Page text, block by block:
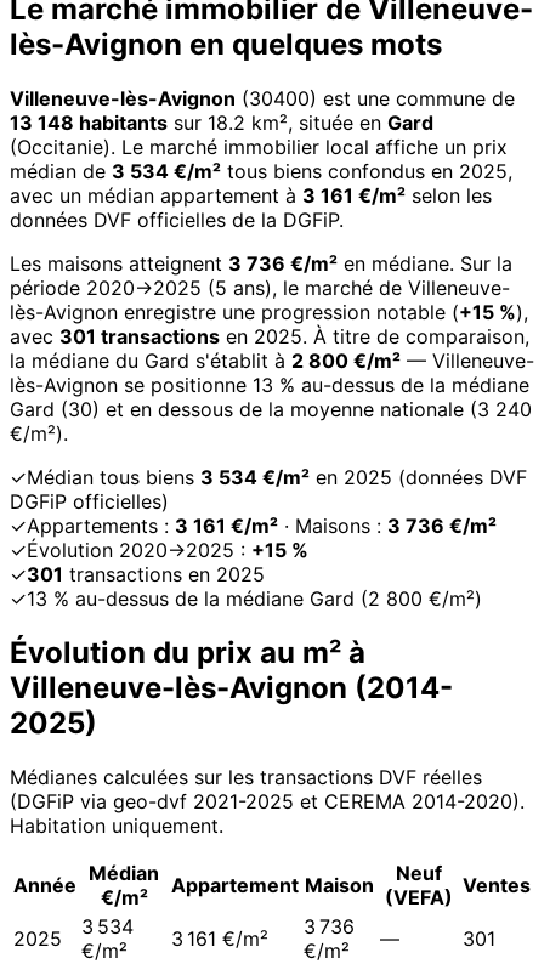
Le marché immobilier de Villeneuve-
lès-Avignon en quelques mots
Villeneuve-lès-Avignon (30400) est une commune de
13 148 habitants sur 18.2 km², située en Gard
(Occitanie). Le marché immobilier local affiche un prix
médian de 3 534 €/m² tous biens confondus en 2025,
avec un médian appartement à 3 161 €/m² selon les
données DVF officielles de la DGFiP.
Les maisons atteignent 3 736 €/m² en médiane. Sur la
période 2020→2025 (5 ans), le marché de Villeneuve-
lès-Avignon enregistre une progression notable (+15 %),
avec 301 transactions en 2025. À titre de comparaison,
la médiane du Gard s'établit à 2 800 €/m² — Villeneuve-
lès-Avignon se positionne 13 % au-dessus de la médiane
Gard (30) et en dessous de la moyenne nationale (3 240
€/m²).
✓Médian tous biens 3 534 €/m² en 2025 (données DVF
DGFiP officielles)
✓Appartements : 3 161 €/m² · Maisons : 3 736 €/m²
✓Évolution 2020→2025 : +15 %
✓301 transactions en 2025
✓13 % au-dessus de la médiane Gard (2 800 €/m²)
Évolution du prix au m² à
Villeneuve-lès-Avignon (2014-
2025)
Médianes calculées sur les transactions DVF réelles
(DGFiP via geo-dvf 2021-2025 et CEREMA 2014-2020).
Habitation uniquement.
Année Médian
€/m²
Appartement Maison
Neuf
(VEFA) Ventes
2025
3 534
€/m²
3 161 €/m²
3 736
€/m²
— 301